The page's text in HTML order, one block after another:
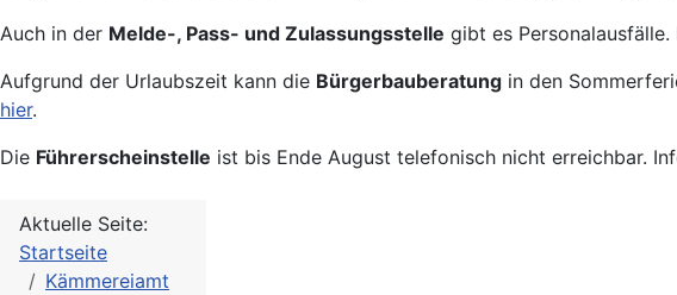
Auch in der Melde-, Pass- und Zulassungsstelle gibt es
Aufgrund der Urlaubszeit kann die Bürgerbauberatung in den
hier.
Die Führerscheinstelle ist bis Ende August telefonisch nicht erreichbar.
Aktuelle Seite:
Startseite
Kämmereiamt